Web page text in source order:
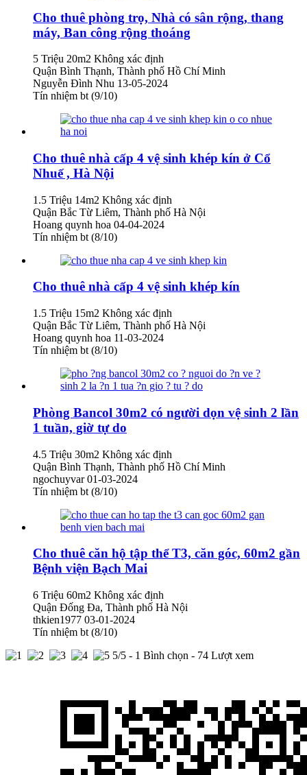
Cho thuê phòng trọ, Nhà có sân rộng, thang
máy, Ban công rộng thoáng
5 Triệu 20m2 Không xác định
Quận Bình Thạnh, Thành phố Hồ Chí Minh
Nguyễn Đình Nhu 13-05-2024
Tín nhiệm bt (9/10)
Cho thuê nhà cấp 4 vệ sinh khép kín ở Cổ
Nhuế , Hà Nội
1.5 Triệu 14m2 Không xác định
Quận Bắc Từ Liêm, Thành phố Hà Nội
Hoang quynh hoa 04-04-2024
Tín nhiệm bt (8/10)
Cho thuê nhà cấp 4 vệ sinh khép kín
1.5 Triệu 15m2 Không xác định
Quận Bắc Từ Liêm, Thành phố Hà Nội
Hoang quynh hoa 11-03-2024
Tín nhiệm bt (8/10)
Phòng Bancol 30m2 có người dọn vệ sinh 2 lần
1 tuần, giờ tự do
4.5 Triệu 30m2 Không xác định
Quận Bình Thạnh, Thành phố Hồ Chí Minh
ngochuyvar01-03-2024
Tín nhiệm bt (8/10)
Cho thuê căn hộ tập thể T3, căn góc, 60m2 gần
Bệnh viện Bạch Mai
6 Triệu 60m2 Không xác định
Quận Đống Đa, Thành phố Hà Nội
thkien1977 03-01-2024
Tín nhiệm bt (8/10)
5/5 - 1 Bình chọn - 74 Lượt xem